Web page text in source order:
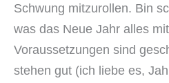
Schwung mitzurollen. Bin
was das Neue Jahr alles
Voraussetzungen sind
stehen gut (ich liebe es,